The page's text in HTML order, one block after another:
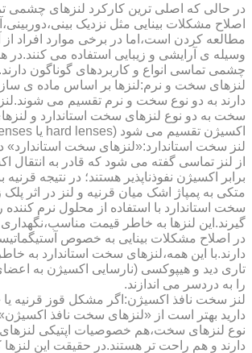
در حالی که اصلی ترین کارکرد لنزهای چشمی
اصلاح مشکلات بینایی مثل نزدیک
مطالعه کردن است،اما در برخی موارد افراد از
وسیله ی آرایشی و زیبایی استفاده می
چشمی تماسی انواع و کاربردهای گوناگون دارند.
لنزهای سخت و نرم:لنزها بر اساس ماده ی
دارند به دو نوع سخت و نرم تقسیم می
سخت به دو نوع لنزهای سخت استاندارد و
اکسیژن تقسیم می شود (hard lenses یا GP lenses).
لنز سخت استاندارد:«لنزهای سخت
از لنز تماسی گفته می شود که قادر به انتقال
برابر اکسیژن نفوذناپذیر هستند؛ در نتیجه
متکی به پمپاژ اشک میان قرنیه و لنز در اثر
سخت استاندارد با استفاده از محلول نرم
گیرند.این لنزها به خاطر قیمت
در اصلاح مشکلات بینایی به خصوص
دارند.با این همه،لنزهای سخت استاندارد به
تاری دید و هیپوکسی (نارسایی اکسیژن به
را به دردسر می اندازند.
لنز سخت نافذ اکسیژن:اگر مشکل قوز قرنیه
دارید بهتر است از «لنزهای سخت نافذ اکسیژن»
نوع لنزهای سخت،هم خصوصیات اپتیکی لنزهای
دارند و هم راحت تر هستند.در حقیقت این لنزها